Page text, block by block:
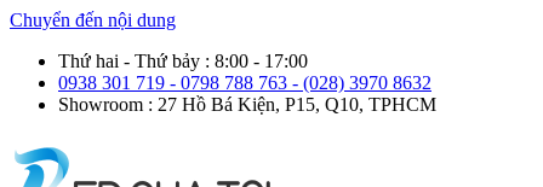
Chuyển đến nội dung
Thứ hai - Thứ bảy : 8:00 - 17:00
0938 301 719 - 0798 788 763 - (028) 3970 8632
Showroom : 27 Hồ Bá Kiện, P15, Q10, TPHCM